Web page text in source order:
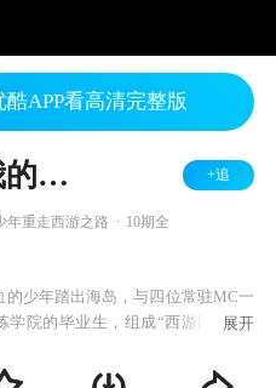
APP看高清完整版
这是我的西游 +追
年重走西游之路 10期全
的少年踏出海岛，与四位常驻MC一
学院的毕业生，组成“西游团”去寻
他们将在人间经历重重截然不同的
展开